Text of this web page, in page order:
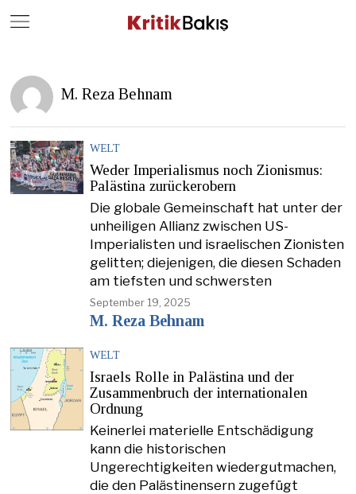
M. Reza Behnam
WELT
Weder Imperialismus noch Zionismus:
Palästina zurückerobern
Die globale Gemeinschaft hat unter der
unheiligen Allianz zwischen US-
Imperialisten und israelischen Zionisten
gelitten; diejenigen, die diesen Schaden
am tiefsten und schwersten
September 19, 2025
M. Reza Behnam
WELT
Israels Rolle in Palästina und der
Zusammenbruch der internationalen
Ordnung
Keinerlei materielle Entschädigung
kann die historischen
Ungerechtigkeiten wiedergutmachen,
die den Palästinensern zugefügt